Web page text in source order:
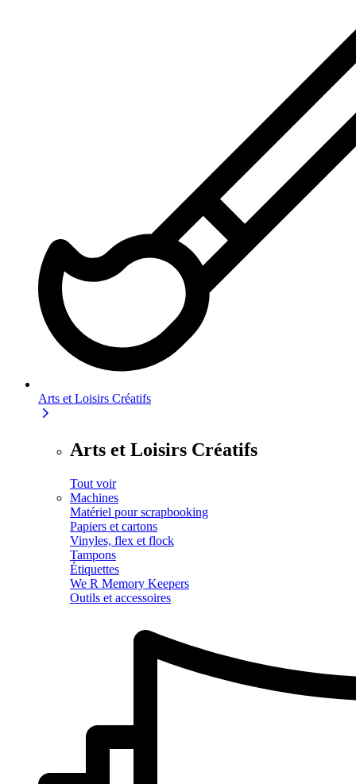
Arts et Loisirs Créatifs
Arts et Loisirs Créatifs
Tout voir
Machines
Matériel pour scrapbooking
Papiers et cartons
Vinyles, flex et flock
Tampons
Étiquettes
We R Memory Keepers
Outils et accessoires